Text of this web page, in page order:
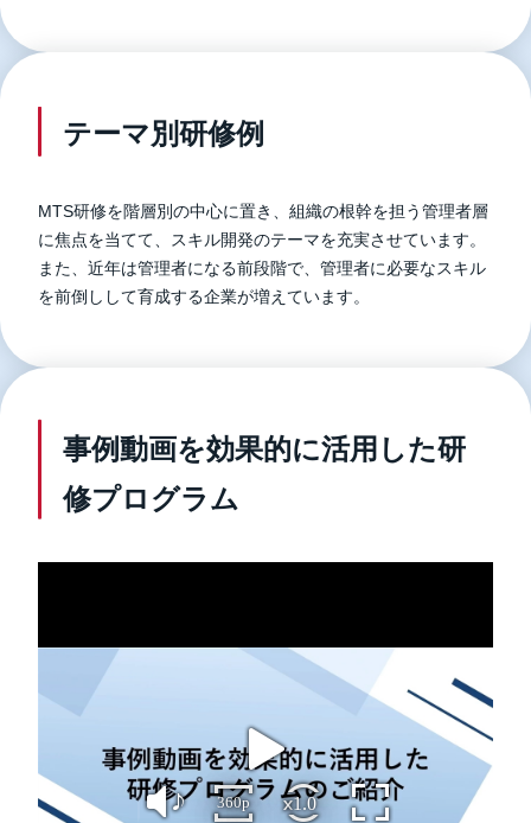
テーマ別研修例
MTS研修を階層別の中心に置き、組織の根幹を担う管理者層
に焦点を当てて、スキル開発のテーマを充実させています。
また、近年は管理者になる前段階で、管理者に必要なスキル
を前倒しして育成する企業が増えています。
事例動画を効果的に活用した研
修プログラム